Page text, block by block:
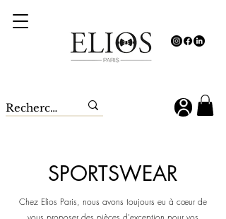
SPORTSWEAR
Chez Elios Paris, nous avons toujours eu à cœur de